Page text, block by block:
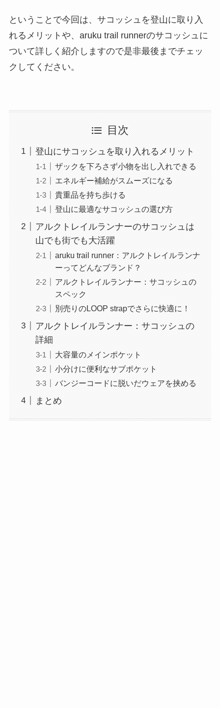
ということで今回は、サコッシュを登山に取り入
れるメリットや、aruku trail runnerのサコッシュに
ついて詳しく紹介しますので是非最後までチェッ
クしてください。
目次
登山にサコッシュを取り入れるメリット
ザックを下ろさず小物を出し入れできる
エネルギー補給がスムーズになる
貴重品を持ち歩ける
登山に最適なサコッシュの選び方
アルクトレイルランナーのサコッシュは
山でも街でも大活躍
aruku trail runner：アルクトレイルランナ
ーってどんなブランド？
アルクトレイルランナー：サコッシュの
スペック
別売りのLOOP strapでさらに快適に！
アルクトレイルランナー：サコッシュの
詳細
大容量のメインポケット
小分けに便利なサブポケット
バンジーコードに脱いだウェアを挟める
まとめ